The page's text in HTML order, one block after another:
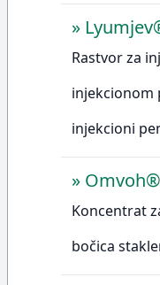
»
Rastvor za
injekcionom
injekcioni
» Omvoh®
Koncentrat
bočica